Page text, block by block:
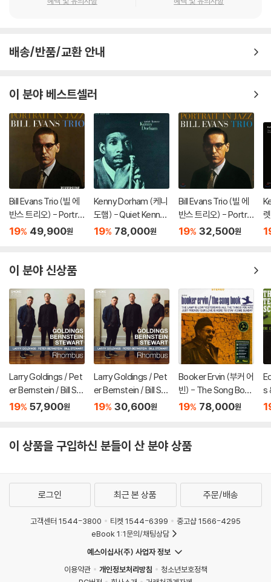
배송/반품/교환 안내
이 분야 베스트셀러
Bill Evans Trio (빌 에
반스 트리오) - Portrai
t In Jazz [LP]
19% 49,900원
Kenny Dorham (케니
도햄) - Quiet Kenny
[LP]
19% 78,000원
Bill Evans Trio (빌 에
반스 트리오) - Portrai
t In Jazz [LP]
19% 32,500원
이 분야 신상품
Larry Goldings / Pet
er Bernstein / Bill St
ewart (래리 골딩스 /
[LP]
19% 57,900원
Larry Goldings / Pet
er Bernstein / Bill St
ewart (래리 골딩스 /
19% 30,600원
Booker Ervin (부커 어
빈) - The Song Boo
k [LP]
19% 78,000원
s
(
이 상품을 구입하신 분들이 산 분야 상품
로그인 최근 본 상품 주문/배송
고객센터 1544-3800 티켓 1544-6399
중고샵 1566-4295
eBook 1:1문의/채팅상담
예스이십사(주) 사업자 정보
이용약관
개인정보처리방침
청소년보호정책